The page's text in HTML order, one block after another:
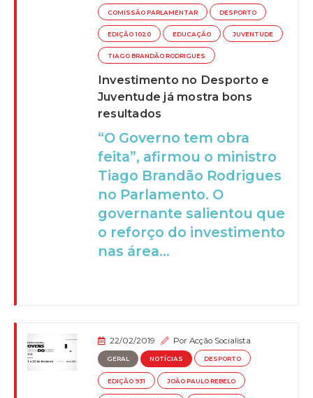
COMISSÃO PARLAMENTAR DESPORTO
EDIÇÃO 1020 EDUCAÇÃO JUVENTUDE
TIAGO BRANDÃO RODRIGUES
Investimento no Desporto e
Juventude já mostra bons
resultados
“O Governo tem obra
feita”, afirmou o ministro
Tiago Brandão Rodrigues
no Parlamento. O
governante salientou que
o reforço do investimento
nas área...
22/02/2019 PorAcção Socialista
GERAL NOTÍCIAS DESPORTO
EDIÇÃO 931 JOÃO PAULO REBELO